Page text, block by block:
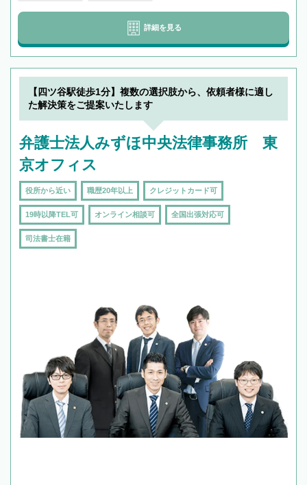
詳細を見る
【四ツ谷駅徒歩1分】複数の選択肢から、依頼者様に適し
た解決策をご提案いたします
弁護士法人みずほ中央法律事務所 東
京オフィス
役所から近い 職歴20年以上 クレジットカード可
19時以降TEL可 オンライン相談可 全国出張対応可
司法書士在籍